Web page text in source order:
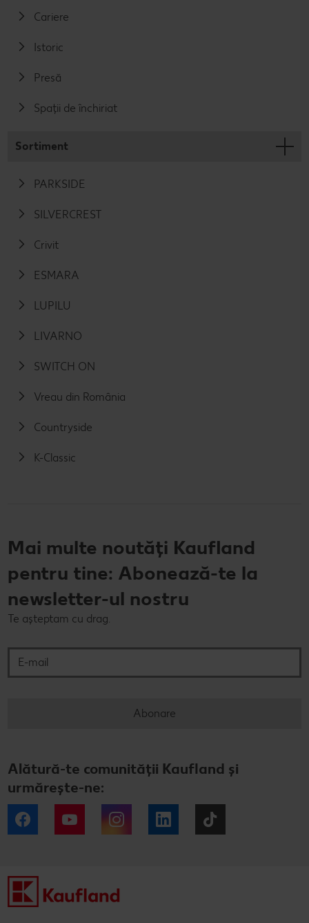
Cariere
Istoric
Presă
Spații de închiriat
Sortiment
PARKSIDE
SILVERCREST
Crivit
ESMARA
LUPILU
LIVARNO
SWITCH ON
Vreau din România
Countryside
K-Classic
Mai multe noutăți Kaufland
pentru tine: Abonează-te la
newsletter-ul nostru
Te așteptam cu drag.
Abonare
Alătură-te comunității Kaufland și
urmărește-ne:
Facebook YouTube Instagram LinkedIn